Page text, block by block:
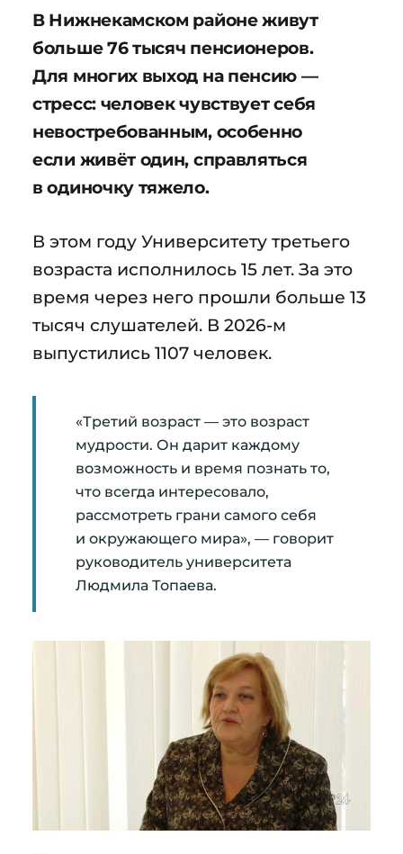
В Нижнекамском районе живут
больше 76 тысяч пенсионеров.
Для многих выход на пенсию —
стресс: человек чувствует себя
невостребованным, особенно
если живёт один, справляться
в одиночку тяжело.
В этом году Университету третьего
возраста исполнилось 15 лет. За это
время через него прошли больше 13
тысяч слушателей. В 2026-м
выпустились 1107 человек.
«Третий возраст — это возраст
мудрости. Он дарит каждому
возможность и время познать то,
что всегда интересовало,
рассмотреть грани самого себя
и окружающего мира», — говорит
руководитель университета
Людмила Топаева.